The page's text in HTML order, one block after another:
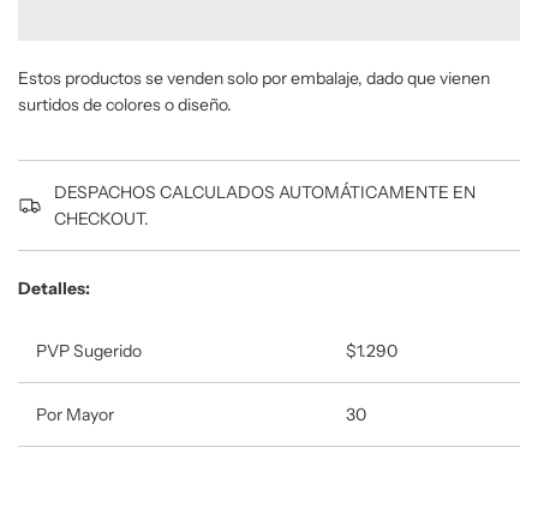
n
.
Estos productos se venden solo por embalaje, dado que vienen
surtidos de colores o diseño.
DESPACHOS CALCULADOS AUTOMÁTICAMENTE EN
CHECKOUT.
Detalles:
PVP Sugerido $1.290
Por Mayor 30